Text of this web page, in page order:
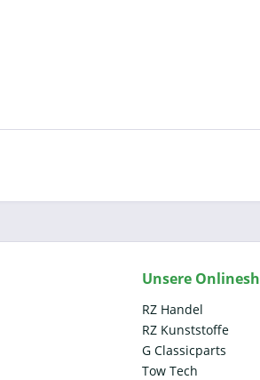
Unsere
RZ Handel
RZ Kunststoffe
G Classicparts
Tow Tech